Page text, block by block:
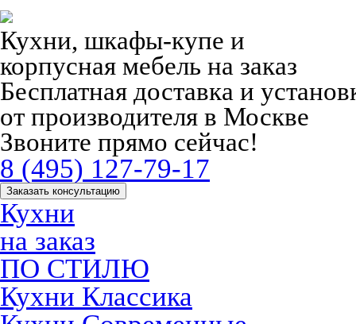
Кухни, шкафы-купе и
корпусная мебель на заказ
Бесплатная доставка и
от производителя в Москве
Звоните прямо сейчас!
8 (495) 127-79-17
Заказать консультацию
Кухни
на заказ
ПО СТИЛЮ
Кухни Классика